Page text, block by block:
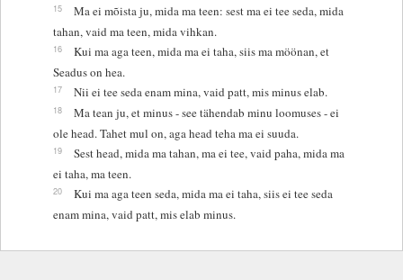
15
Ma ei mõista ju, mida ma teen: sest ma ei tee seda, mida
tahan, vaid ma teen, mida vihkan.
16
Kui ma aga teen, mida ma ei taha, siis ma möönan, et
Seadus on hea.
17 Nii ei tee seda enam mina, vaid patt, mis minus elab.
18
Ma tean ju, et minus - see tähendab minu loomuses - ei
ole head. Tahet mul on, aga head teha ma ei suuda.
19
Sest head, mida ma tahan, ma ei tee, vaid paha, mida ma
ei taha, ma teen.
20
Kui ma aga teen seda, mida ma ei taha, siis ei tee seda
enam mina, vaid patt, mis elab minus.